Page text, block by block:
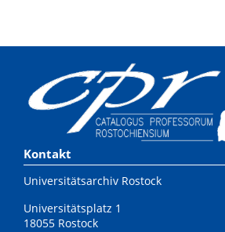
Kontakt
Universitätsarchiv Rostock
Universitätsplatz 1
18055 Rostock